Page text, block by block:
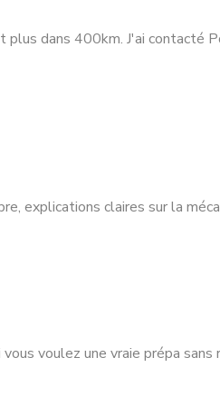
dans 400km. J'ai contacté
claires sur la
voulez une vraie prépa sans